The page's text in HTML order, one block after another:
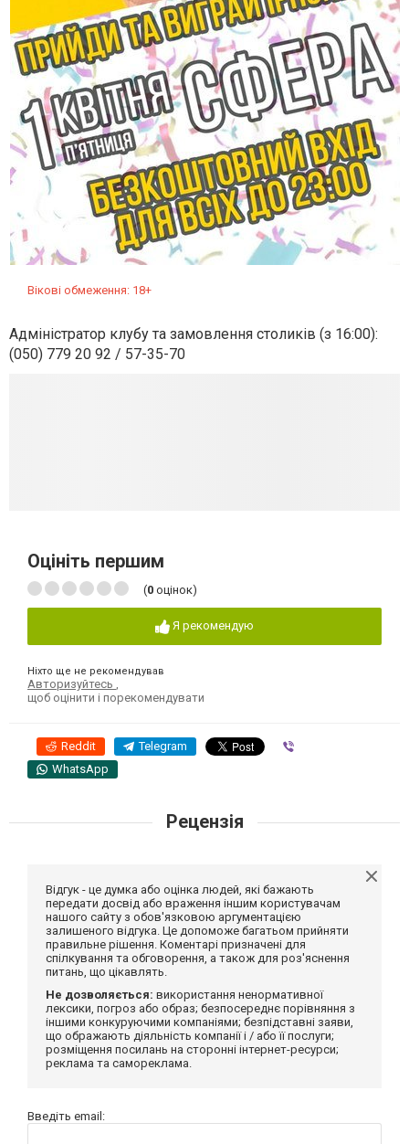
Вікові обмеження: 18+
Адміністратор клубу та замовлення столиків (з 16:00):
(050) 779 20 92 / 57-35-70
Оцініть першим
(0 оцінок)
Я рекомендую
Ніхто ще не рекомендував
Авторизуйтесь
щоб оцінити і порекомендувати
Reddit Telegram
WhatsApp
Рецензія
Відгук - це думка або оцінка людей, які бажають
передати досвід або враження іншим користувачам
нашого сайту з обов'язковою аргументацією
залишеного відгука. Це допоможе багатьом прийняти
правильне рішення. Коментарі призначені для
спілкування та обговорення, а також для роз'яснення
питань, що цікавлять.
Не дозволяється: використання ненормативної
лексики, погроз або образ; безпосереднє порівняння з
іншими конкуруючими компаніями; безпідставні заяви,
що ображають діяльність компанії і / або її послуги;
розміщення посилань на сторонні інтернет-ресурси;
реклама та самореклама.
Введіть email: